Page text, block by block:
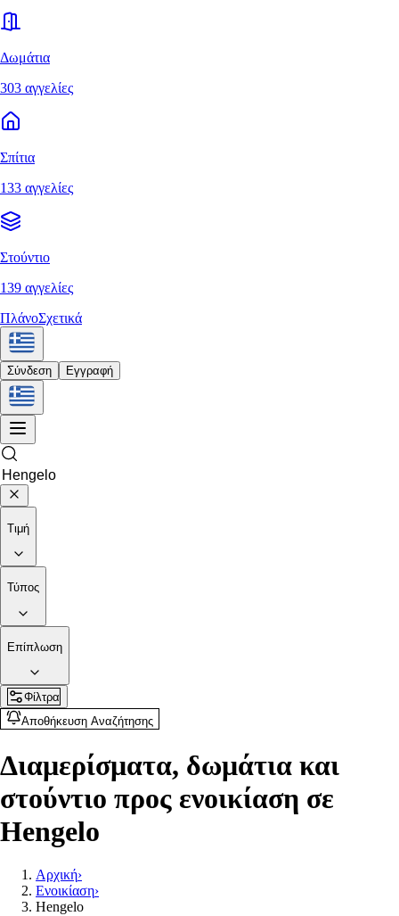
Δωμάτια
303 αγγελίες
Σπίτια
133 αγγελίες
Στούντιο
139 αγγελίες
ΠλάνοΣχετικά
Σύνδεση Εγγραφή
Τιμή
Τύπος
Επίπλωση
Φίλτρα
Αποθήκευση Αναζήτησης
Διαμερίσματα, δωμάτια και
στούντιο προς ενοικίαση σε
Hengelo
Αρχική›
Ενοικίαση›
Hengelo